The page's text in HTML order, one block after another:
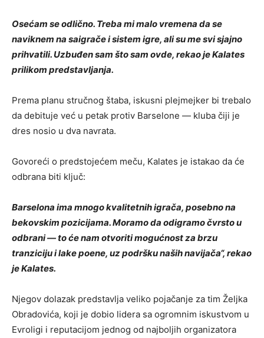
Osećam se odlično. Treba mi malo vremena da se
naviknem na saigrače i sistem igre, ali su me svi sjajno
prihvatili. Uzbuđen sam što sam ovde, rekao je Kalates
prilikom predstavljanja.
Prema planu stručnog štaba, iskusni plejmejker bi trebalo
da debituje već u petak protiv Barselone — kluba čiji je
dres nosio u dva navrata.
Govoreći o predstojećem meču, Kalates je istakao da će
odbrana biti ključ:
Barselona ima mnogo kvalitetnih igrača, posebno na
bekovskim pozicijama. Moramo da odigramo čvrsto u
odbrani — to će nam otvoriti mogućnost za brzu
tranziciju i lake poene, uz podršku naših navijača“, rekao
je Kalates.
Njegov dolazak predstavlja veliko pojačanje za tim Željka
Obradovića, koji je dobio lidera sa ogromnim iskustvom u
Evroligi i reputacijom jednog od najboljih organizatora